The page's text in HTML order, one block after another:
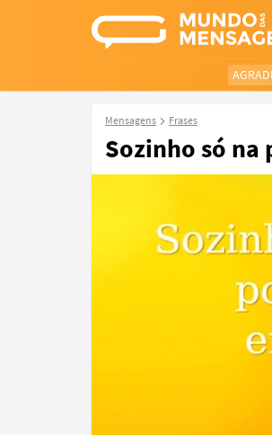
Mensagens Frases
Sozinho só